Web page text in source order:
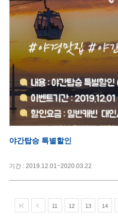
야간탑승 특별할인
기간 : 2019.12.01~2020.03.22
11 12 13 14